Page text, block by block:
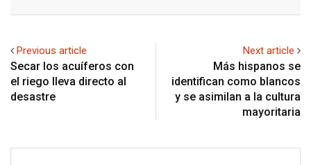
Previous article
Secar los acuíferos con
el riego lleva directo al
desastre
Next article
Más hispanos se
identifican como blancos
y se asimilan a la cultura
mayoritaria